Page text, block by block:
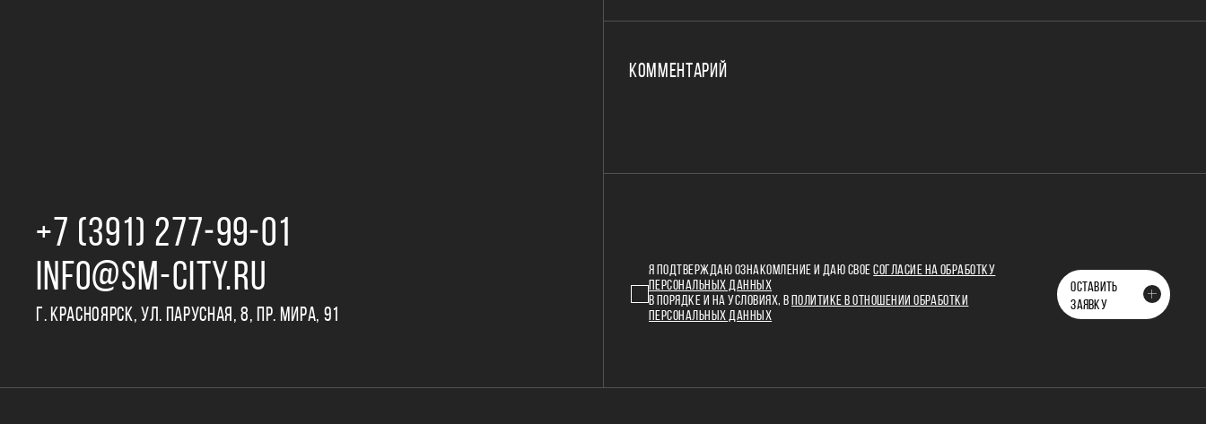
+7 (391) 277‒99‒01
INFO@SM-CITY.RU
Г. КРАСНОЯРСК, УЛ. ПАРУСНАЯ, 8, ПР. МИРА, 91
КОММЕНТАРИЙ
Я ПОДТВЕРЖДАЮ ОЗНАКОМЛЕНИЕ И ДАЮ СВОЕСОГЛАСИЕ НА ОБРАБОТКУ
ПЕРСОНАЛЬНЫХ ДАННЫХ
В ПОРЯДКЕ И НА УСЛОВИЯХ, В
ПОЛИТИКЕ В ОТНОШЕНИИ ОБРАБОТКИ
ПЕРСОНАЛЬНЫХ ДАННЫХ
ОСТАВИТЬ
ЗАЯВКУ